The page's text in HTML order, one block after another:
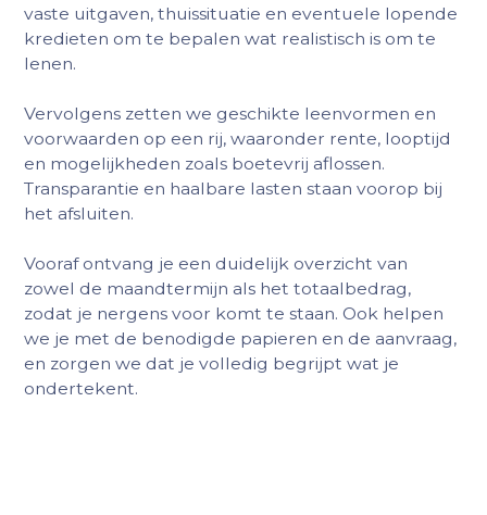
vaste uitgaven, thuissituatie en eventuele lopende
kredieten om te bepalen wat realistisch is om te
lenen.
Vervolgens zetten we geschikte leenvormen en
voorwaarden op een rij, waaronder rente, looptijd
en mogelijkheden zoals boetevrij aflossen.
Transparantie en haalbare lasten staan voorop bij
het afsluiten.
Vooraf ontvang je een duidelijk overzicht van
zowel de maandtermijn als het totaalbedrag,
zodat je nergens voor komt te staan. Ook helpen
we je met de benodigde papieren en de aanvraag,
en zorgen we dat je volledig begrijpt wat je
ondertekent.